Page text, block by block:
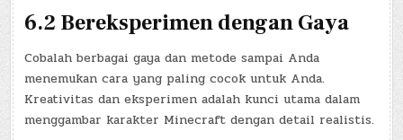
6.2 Bereksperimen dengan Gaya
Cobalah berbagai gaya dan metode sampai Anda
menemukan cara yang paling cocok untuk Anda.
Kreativitas dan eksperimen adalah kunci utama dalam
menggambar karakter Minecraft dengan detail realistis.